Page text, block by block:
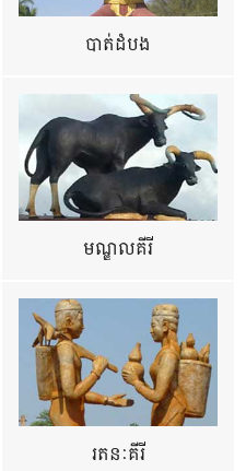
បាត់ដំបង
មណ្ឌលគីរី
រតនៈគីរី